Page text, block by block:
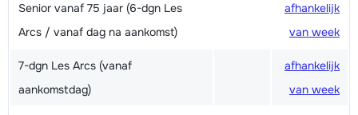
Senior vanaf 75 jaar (6-dgn Les
Arcs / vanaf dag na aankomst)
afhankelijk
van week
7-dgn Les Arcs (vanaf
aankomstdag)
afhankelijk
van week